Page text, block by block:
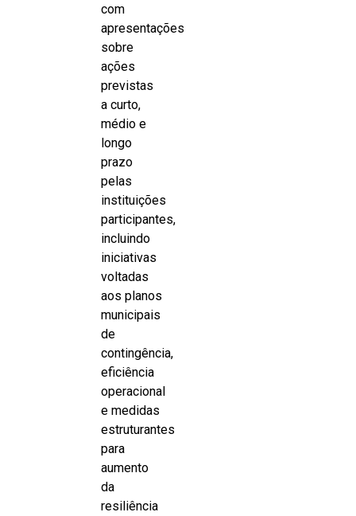
com
apresentações
sobre
ações
previstas
a curto,
médio e
longo
prazo
pelas
instituições
participantes,
incluindo
iniciativas
voltadas
aos planos
municipais
de
contingência,
eficiência
operacional
e medidas
estruturantes
para
aumento
da
resiliência